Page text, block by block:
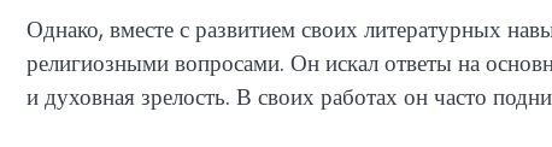
Однако, вместе с развитием своих литературных
религиозными вопросами. Он искал ответы на
и духовная зрелость. В своих работах он часто